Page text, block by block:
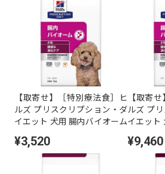
【取寄せ】［特別療法食］ヒ
ルズ プリスクリプション・ダ
イエット 犬用 腸内バイオーム
g
¥3,520
【取寄
ルズ プ
イエット
g
¥9,460